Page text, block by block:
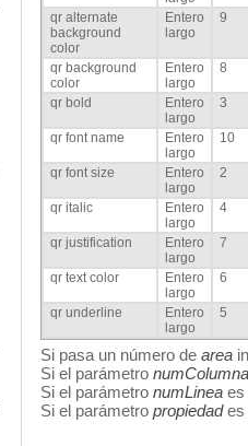
qr alternate
background
color
Entero
largo
9
qr background
color
Entero
largo
8
qr bold
Entero
largo
3
qr font name
Entero
largo
10
qr font size
Entero
largo
2
qr italic
Entero
largo
4
qr justification
Entero
largo
7
qr text color
Entero
largo
6
qr underline
Entero
largo
5
Si pasa un número de area
Si el parámetro numColumna
Si el parámetro numLinea es
Si el parámetro propiedades